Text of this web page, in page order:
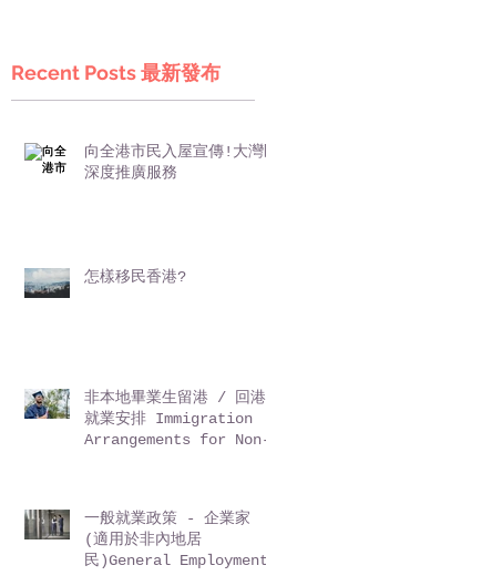
Recent Posts 最新發布
向全港市民入屋宣傳!大灣區
深度推廣服務
怎樣移民香港?
非本地畢業生留港 / 回港
就業安排 Immigration
Arrangements for Non-
一般就業政策 - 企業家
(適用於非內地居
民)General Employment